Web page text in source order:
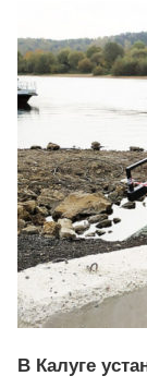
В Калуге